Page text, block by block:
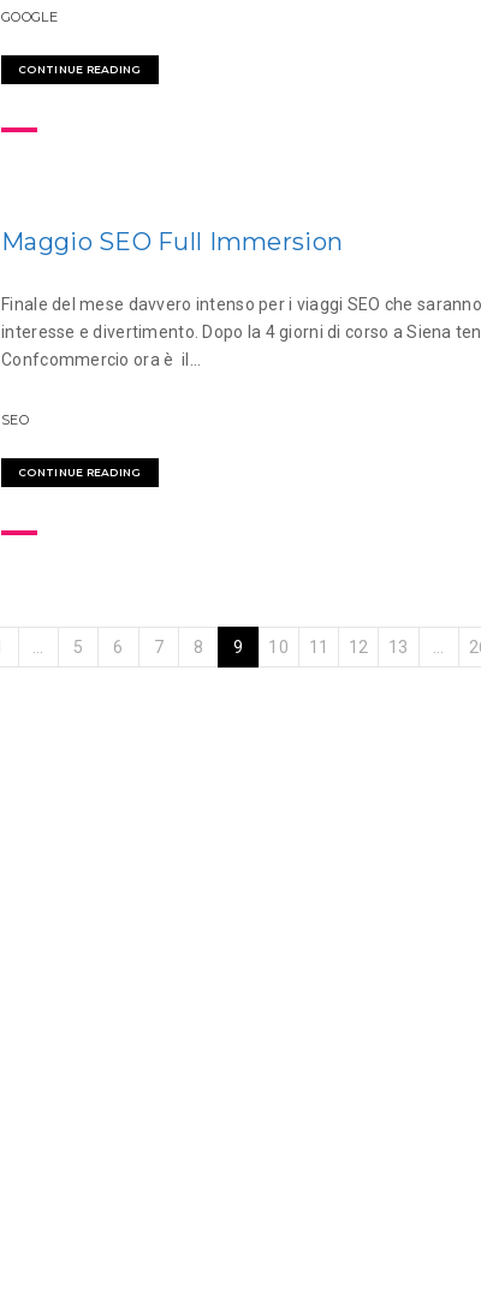
GOOGLE
CONTINUE READING
Maggio SEO Full Immersion
Finale del mese davvero intenso per i viaggi SEO che
interesse e divertimento. Dopo la 4 giorni di corso a Siena
Confcommercio ora è il...
SEO
CONTINUE READING
… 5 6 7 8 9 10 11 12 13 …